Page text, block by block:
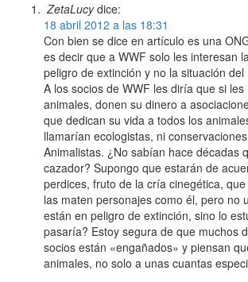
ZetaLucy dice:
18 abril 2012 a las 18:31
Con bien se dice en artículo es una
es decir que a WWF solo les interesan
peligro de extinción y no la situación
A los socios de WWF les diría que si
animales, donen su dinero a
que dedican su vida a todos los
llamarían ecologistas, ni
Animalistas. ¿No sabían hace décadas
cazador? Supongo que estarán de
perdices, fruto de la cría cinegética,
las maten personajes como él, pero no
están en peligro de extinción, sino lo
pasaría? Estoy segura de que muchos
socios están «engañados» y piensan
animales, no solo a unas cuantas